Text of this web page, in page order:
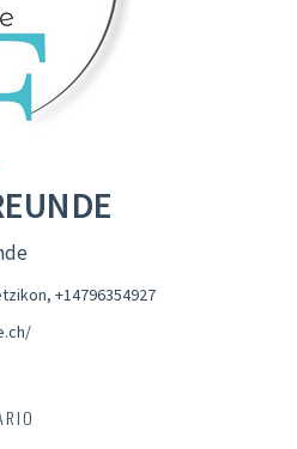
, +14796354927